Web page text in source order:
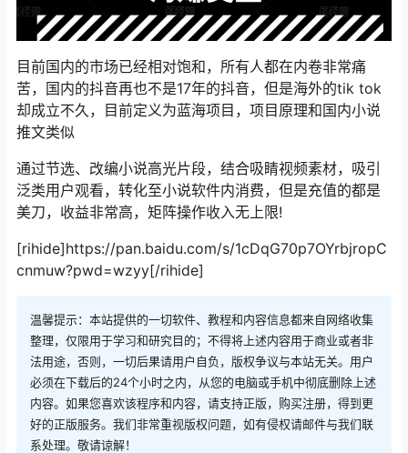
目前国内的市场已经相对饱和，所有人都在内卷非常痛
苦，国内的抖音再也不是17年的抖音，但是海外的tik tok
却成立不久，目前定义为蓝海项目，项目原理和国内小说
推文类似
通过节选、改编小说高光片段，结合吸睛视频素材，吸引
泛类用户观看，转化至小说软件内消费，但是充值的都是
美刀，收益非常高，矩阵操作收入无上限!
[rihide]https://pan.baidu.com/s/1cDqG70p7OYrbjropC
cnmuw?pwd=wzyy[/rihide]
温馨提示：本站提供的一切软件、教程和内容信息都来自网络收集
整理，仅限用于学习和研究目的；不得将上述内容用于商业或者非
法用途，否则，一切后果请用户自负，版权争议与本站无关。用户
必须在下载后的24个小时之内，从您的电脑或手机中彻底删除上述
内容。如果您喜欢该程序和内容，请支持正版，购买注册，得到更
好的正版服务。我们非常重视版权问题，如有侵权请邮件与我们联
系处理。敬请谅解！